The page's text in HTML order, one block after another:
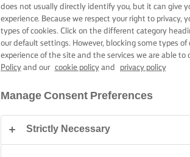
βραβευμένες πίτες και ζύμες που
does not usually directly identify you, but it can give
experience. Because we respect your right to privacy,
types of cookies. Click on the different category
our default settings. However, blocking some types
experience of the site and the services we are able to
Policyand our cookie policyand privacy policy
Manage Consent Preferences
Strictly Necessary